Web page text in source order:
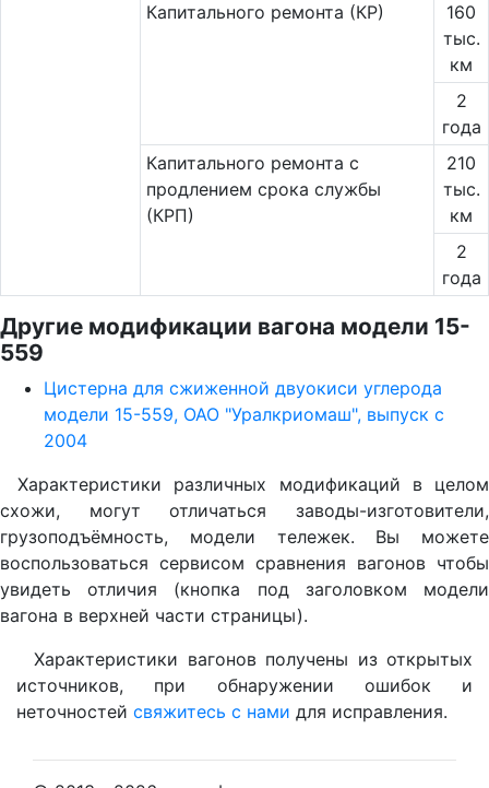
Капитального ремонта (КР)
160
тыс.
км
2
года
Капитального ремонта с
продлением срока службы
(КРП)
210
тыс.
км
2
года
Другие модификации вагона модели 15-
559
Цистерна для сжиженной двуокиси углерода
модели 15-559, ОАО "Уралкриомаш", выпуск с
2004
Характеристики различных модификаций в целом
схожи, могут отличаться заводы-изготовители,
грузоподъёмность, модели тележек. Вы можете
воспользоваться сервисом сравнения вагонов чтобы
увидеть отличия (кнопка под заголовком модели
вагона в верхней части страницы).
Характеристики вагонов получены из открытых
источников, при обнаружении ошибок и
неточностей свяжитесь с нами для исправления.